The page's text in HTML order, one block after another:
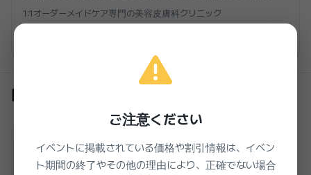
1:1オーダーメイドケア専門の美容皮膚科クリニック
準備中
4.4 Clinic
4.4医院 ベラコリン 二の腕脂肪分解
2026.03.27 ~ 2027.03.27
ご注意ください
イベントに掲載されている価格や割引情報は、イベン
ト期間の終了やその他の理由により、正確でない場合